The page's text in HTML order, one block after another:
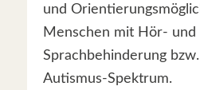
und
Menschen mit Hör- und
Sprachbehinderung
Autismus-Spektrum.